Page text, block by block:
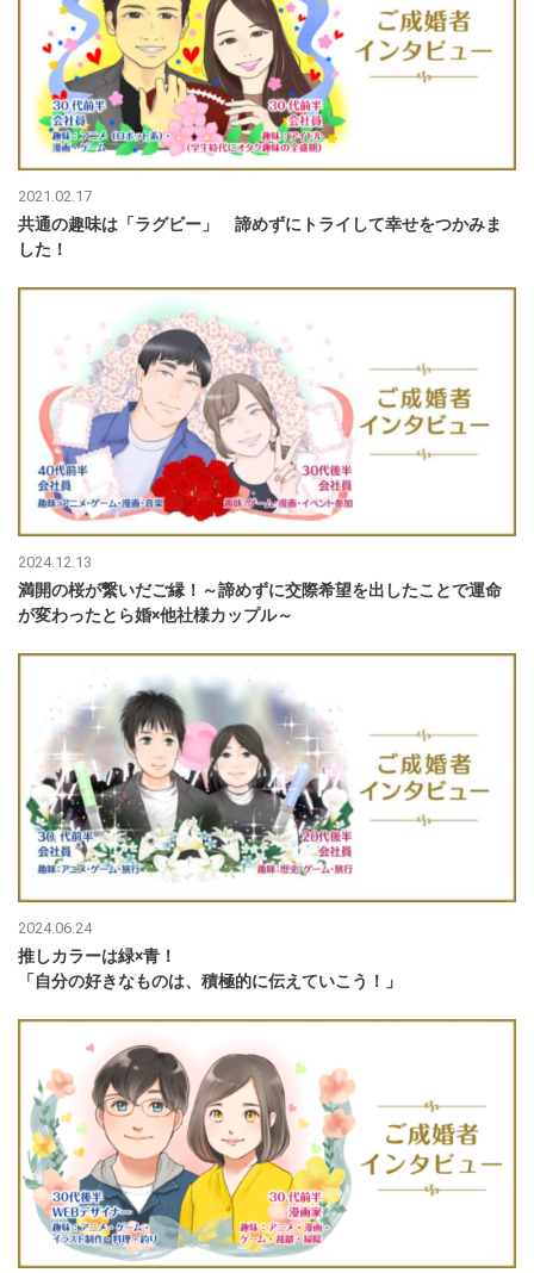
2021.02.17
共通の趣味は「ラグビー」 諦めずにトライして幸せをつかみま
した！
2024.12.13
満開の桜が繋いだご縁！～諦めずに交際希望を出したことで運命
が変わったとら婚×他社様カップル～
2024.06.24
推しカラーは緑×青！
「自分の好きなものは、積極的に伝えていこう！」